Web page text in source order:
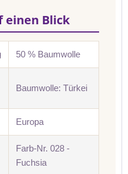
einen Blick
50 % Baumwolle
Baumwolle: Türkei
Europa
Farb-Nr. 028 -
Fuchsia